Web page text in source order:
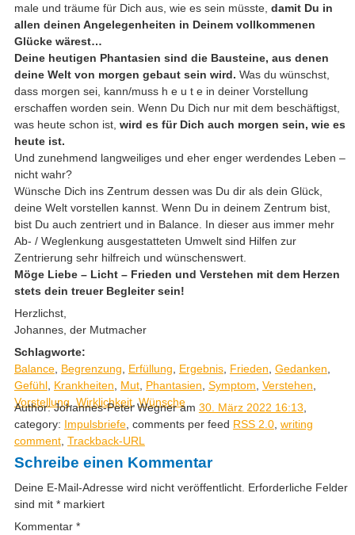
male und träume für Dich aus, wie es sein müsste, damit Du in
allen deinen Angelegenheiten in Deinem vollkommenen
Glücke wärest…
Deine heutigen Phantasien sind die Bausteine, aus denen
deine Welt von morgen gebaut sein wird. Was du wünschst,
dass morgen sei, kann/muss h e u t e in deiner Vorstellung
erschaffen worden sein. Wenn Du Dich nur mit dem beschäftigst,
was heute schon ist, wird es für Dich auch morgen sein, wie es
heute ist.
Und zunehmend langweiliges und eher enger werdendes Leben –
nicht wahr?
Wünsche Dich ins Zentrum dessen was Du dir als dein Glück,
deine Welt vorstellen kannst. Wenn Du in deinem Zentrum bist,
bist Du auch zentriert und in Balance. In dieser aus immer mehr
Ab- / Weglenkung ausgestatteten Umwelt sind Hilfen zur
Zentrierung sehr hilfreich und wünschenswert.
Möge Liebe – Licht – Frieden und Verstehen mit dem Herzen
stets dein treuer Begleiter sein!
Herzlichst,
Johannes, der Mutmacher
Schlagworte:
Balance, Begrenzung Erfüllung Ergebnis, Frieden Gedanken
Gefühl, Krankheiten Mut, Phantasien Symptom Verstehen
Vorstellung Wirklichkeit,Wünsche
Author: Johannes-Peter Wegner am 30. März 2022 16:13
category: Impulsbriefe, comments per feed RSS 2.0, writing
comment, Trackback-URL
Schreibe einen Kommentar
Deine E-Mail-Adresse wird nicht veröffentlicht. Erforderliche Felder
sind mit *markiert
Kommentar *